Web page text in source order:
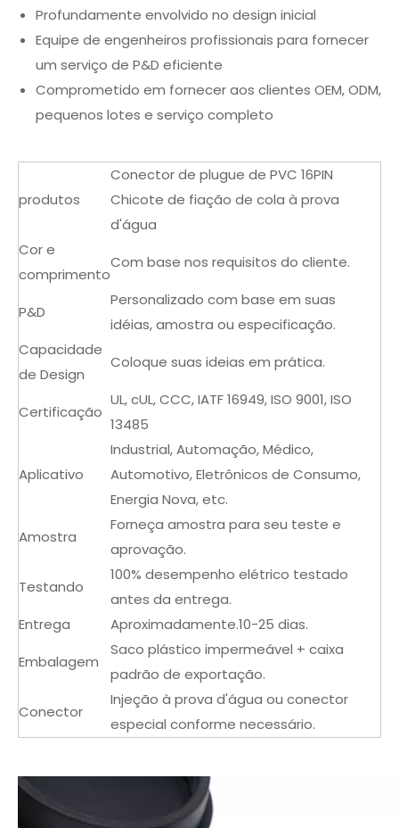
Profundamente envolvido no design inicial
Equipe de engenheiros profissionais para fornecer
um serviço de P&D eficiente
Comprometido em fornecer aos clientes OEM, ODM,
pequenos lotes e serviço completo
produtos
Conector de plugue de PVC 16PIN
Chicote de fiação de cola à prova
d'água
Cor e
comprimento
Com base nos requisitos do cliente.
P&D
Personalizado com base em suas
idéias, amostra ou especificação.
Capacidade
de Design
Coloque suas ideias em prática.
Certificação
UL, cUL, CCC, IATF 16949, ISO 9001, ISO
13485
Aplicativo
Industrial, Automação, Médico,
Automotivo, Eletrônicos de Consumo,
Energia Nova, etc.
Amostra
Forneça amostra para seu teste e
aprovação.
Testando
100% desempenho elétrico testado
antes da entrega.
Entrega
Aproximadamente.10-25 dias.
Embalagem
Saco plástico impermeável + caixa
padrão de exportação.
Conector
Injeção à prova d'água ou conector
especial conforme necessário.